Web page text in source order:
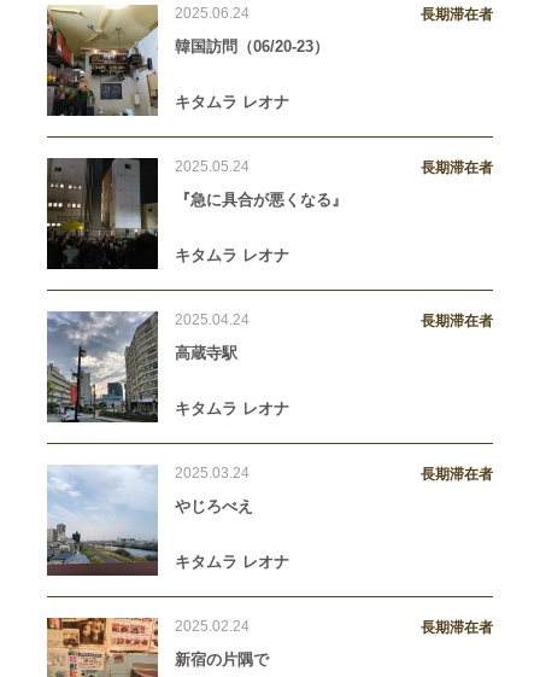
2025.06.24 長期滞在者
韓国訪問（06/20-23）
キタムラ レオナ
2025.05.24 長期滞在者
『急に具合が悪くなる』
キタムラ レオナ
2025.04.24 長期滞在者
高蔵寺駅
キタムラ レオナ
2025.03.24 長期滞在者
やじろべえ
キタムラ レオナ
2025.02.24 長期滞在者
新宿の片隅で